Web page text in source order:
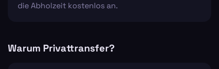
die Abholzeit kostenlos an.
Warum Privattransfer?